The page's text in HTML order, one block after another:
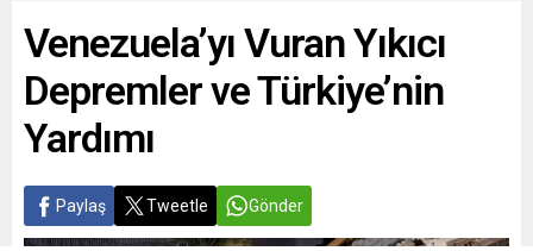
Venezuela’yı Vuran Yıkıcı
Depremler ve Türkiye’nin
Yardımı
Paylaş Tweetle Gönder